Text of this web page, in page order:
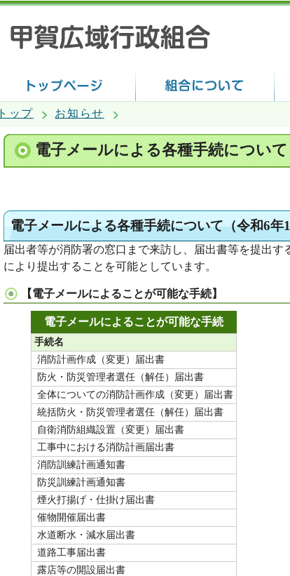
トップ お知らせ
電子メールによる各種手続について
電子メールによる各種手続について（令和6年
届出者等が消防署の窓口まで来訪し、届出書等を提出
により提出することを可能としています。
【電子メールによることが可能な手続】
電子メールによることが可能な手続
手続名
消防計画作成（変更）届出書
防火・防災管理者選任（解任）届出書
全体についての消防計画作成（変更）届出書
統括防火・防災管理者選任（解任）届出書
自衛消防組織設置（変更）届出書
工事中における消防計画届出書
消防訓練計画通知書
防災訓練計画通知書
煙火打揚げ・仕掛け届出書
催物開催届出書
水道断水・減水届出書
道路工事届出書
露店等の開設届出書